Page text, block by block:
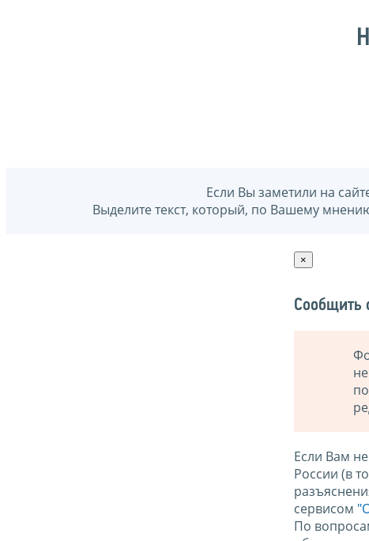
Если Вы заметили на
Выделите текст, который, по Вашему
×
Сообщить
Если Вам
России (в
сервисом
По